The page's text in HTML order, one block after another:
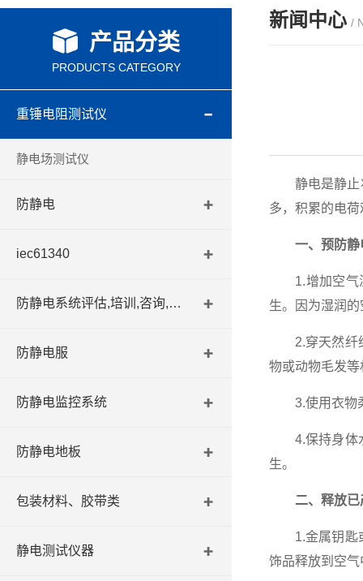
产品分类
PRODUCTS CATEGORY
重锤电阻测试仪
静电场测试仪
防静电
iec61340
防静电系统评估,培训,咨询,认证
防静电服
防静电监控系统
防静电地板
包装材料、胶带类
静电测试仪器
新闻中心 /
静电是静止状
多，积累的电
一、预防静
1.增加空气湿
生。因为湿润
2.穿天然纤维
物或动物毛发
3.使用衣物柔
4.保持身体水
生。
二、释放
1.金属钥匙或
饰品释放到空